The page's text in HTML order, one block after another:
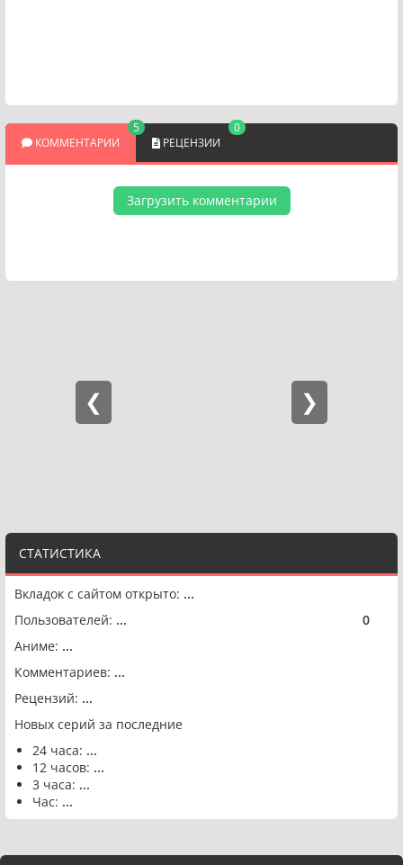
СТАТИСТИКА
Вкладок с сайтом открыто: ...
Пользователей: ... 0
Аниме: ...
Комментариев: ...
Рецензий: ...
Новых серий за последние
24 часа: ...
12 часов: ...
3 часа: ...
Час: ...
КОММЕНТАРИИ
5
РЕЦЕНЗИИ
0
Загрузить комментарии